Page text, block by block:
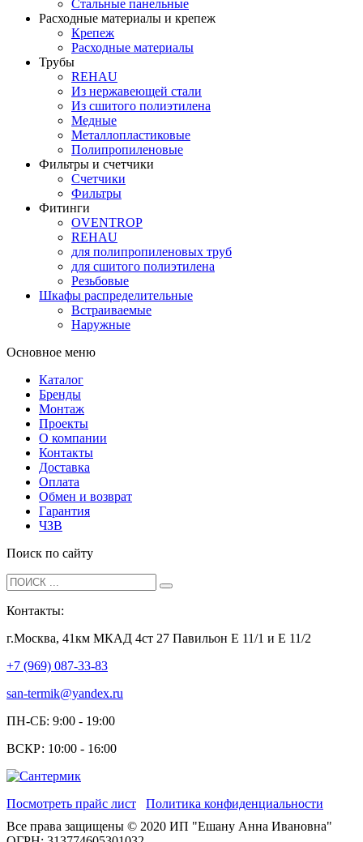
Стальные панельные
Расходные материалы и крепеж
Крепеж
Расходные материалы
Трубы
REHAU
Из нержавеющей стали
Из сшитого полиэтилена
Медные
Металлопластиковые
Полипропиленовые
Фильтры и счетчики
Счетчики
Фильтры
Фитинги
OVENTROP
REHAU
для полипропиленовых труб
для сшитого полиэтилена
Резьбовые
Шкафы распределительные
Встраиваемые
Наружные
Основное меню
Каталог
Бренды
Монтаж
Проекты
О компании
Контакты
Доставка
Оплата
Обмен и возврат
Гарантия
ЧЗВ
Поиск по сайту
Контакты:
г.Москва, 41км МКАД 4ст 27 Павильон Е 11/1 и Е 11/2
+7 (969) 087-33-83
san-termik@yandex.ru
ПН-СБ: 9:00 - 19:00
ВСКР: 10:00 - 16:00
Посмотреть прайс лист
Политика конфиденциальности
Все права защищены © 2020 ИП "Ешану Анна Ивановна"